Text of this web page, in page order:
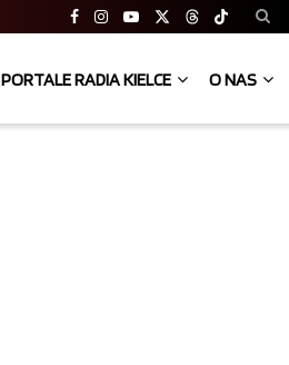
PORTALE RADIA KIELCE O NAS